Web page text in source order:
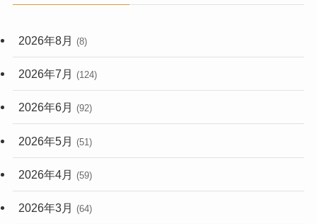
2026年8月 (8)
2026年7月 (124)
2026年6月 (92)
2026年5月 (51)
2026年4月 (59)
2026年3月 (64)